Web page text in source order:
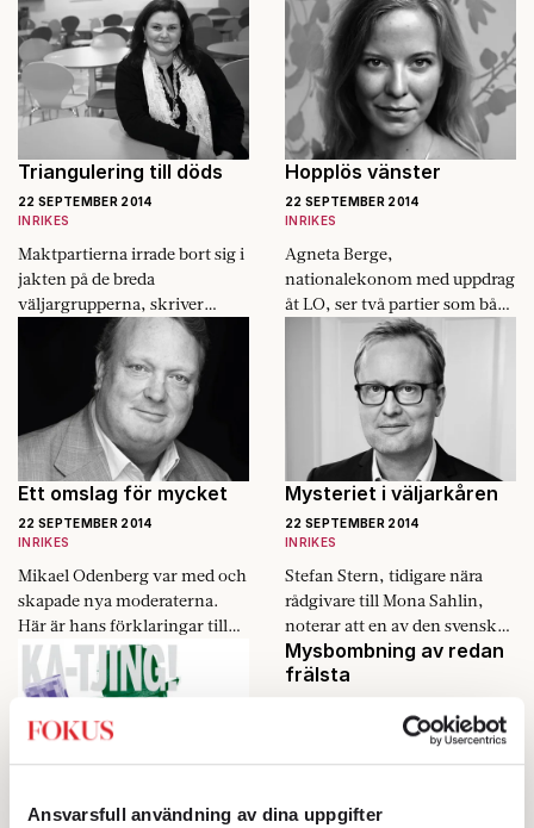
Ansvarsfull användning av dina uppgifter
Triangulering till döds
22 SEPTEMBER 2014
INRIKES
Maktpartierna irrade bort sig i
jakten på de breda
väljargrupperna, skriver
Mikaela Valtersson.
Hopplös vänster
22 SEPTEMBER 2014
INRIKES
Agneta Berge,
nationalekonom med uppdrag
åt LO, ser två partier som båda
missade frågan som lyfte
sverigedemokraterna.
Ett omslag för mycket
22 SEPTEMBER 2014
INRIKES
Mikael Odenberg var med och
skapade nya moderaterna.
Här är hans förklaringar till
partiets och alliansens
nederlag.
Mysteriet i väljarkåren
22 SEPTEMBER 2014
INRIKES
Stefan Stern, tidigare nära
rådgivare till Mona Sahlin,
noterar att en av den svenska
politikens tyngdlagar
upphävdes i valresultatet.
Ut ur gruvan, in i
Mysbombning av redan
frälsta
valporr på facebook.